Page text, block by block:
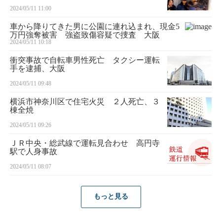
（４）
2024/05/11 11:00
車から降りてきた男に公園に連れ込まれ、現金5
万円強奪被害 強盗致傷容疑で捜査 大阪
2024/05/11 10:18
衝突事故で自転車男性死亡 タクシー運転
手を逮捕、大阪
2024/05/11 09:48
横浜市神奈川区で住宅火災 ２人死亡、３
棟全焼
2024/05/11 09:26
ＪＲ中央・総武線で運転見合わせ 高円寺
駅で人身事故
2024/05/11 08:07
もっと見る